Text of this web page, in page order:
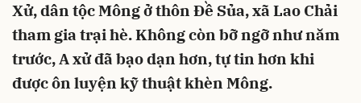
Xử, dân tộc Mông ở thôn Đề Sủa, xã Lao Chải
tham gia trại hè. Không còn bỡ ngỡ như năm
trước, A xử đã bạo dạn hơn, tự tin hơn khi
được ôn luyện kỹ thuật khèn Mông.